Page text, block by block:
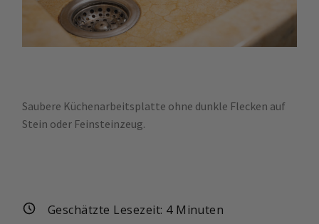
Saubere Küchenarbeitsplatte ohne dunkle Flecken auf
Stein oder Feinsteinzeug.
Geschätzte Lesezeit: 4Minuten